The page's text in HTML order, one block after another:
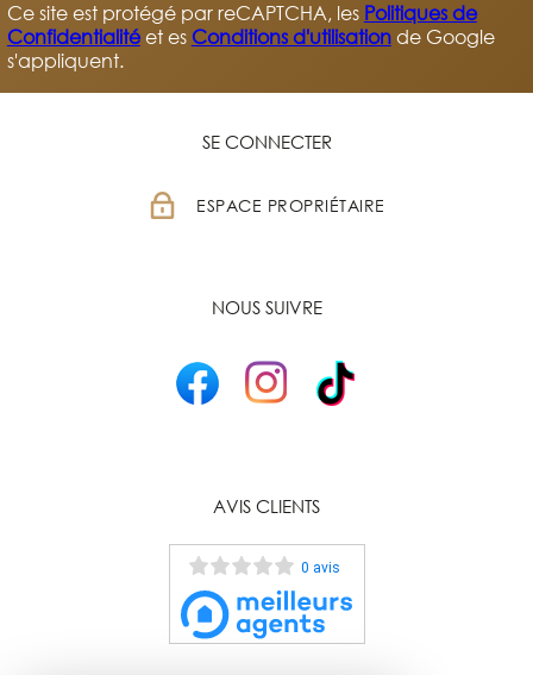
Ce site est protégé par reCAPTCHA, les Politiques de
Confidentialitéet es Conditions d'utilisationde Google
s'appliquent.
SE CONNECTER
ESPACE PROPRIÉTAIRE
NOUS SUIVRE
AVIS CLIENTS
0 avis